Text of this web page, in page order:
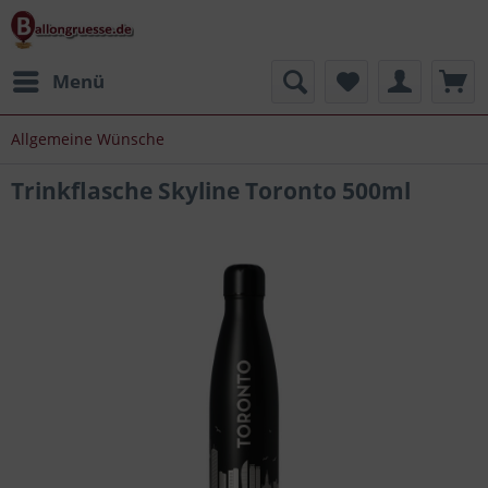
Menü
Allgemeine Wünsche
Trinkflasche Skyline Toronto 500ml